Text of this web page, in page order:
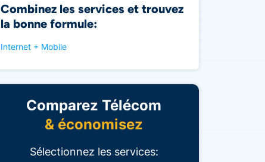
Combinez les services et trouvez
la bonne formule:
Internet + Mobile
Comparez Télécom
& économisez
Sélectionnez les services: